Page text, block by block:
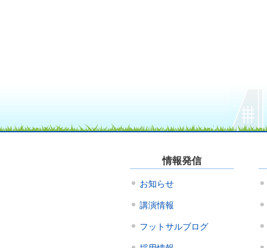
情報発信
お知らせ
講演情報
フットサルブログ